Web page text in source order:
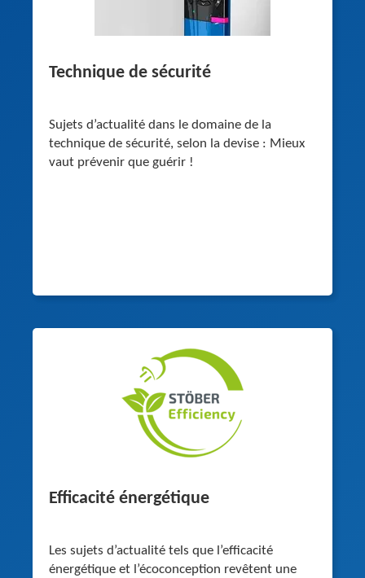
Technique de sécurité
Sujets d’actualité dans le domaine de la
technique de sécurité, selon la devise : Mieux
vaut prévenir que guérir !
Efficacité énergétique
Les sujets d’actualité tels que l’efficacité
énergétique et l’écoconception revêtent une